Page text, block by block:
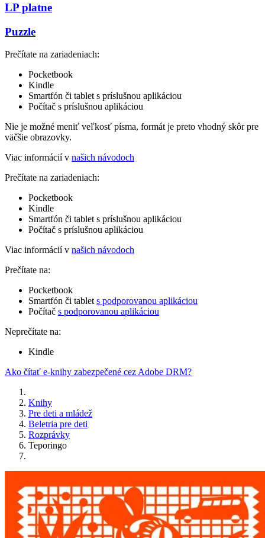
LP platne
Puzzle
Prečítate na zariadeniach:
Pocketbook
Kindle
Smartfón či tablet s príslušnou aplikáciou
Počítač s príslušnou aplikáciou
Nie je možné meniť veľkosť písma, formát je preto vhodný skôr pre
väčšie obrazovky.
Viac informácií v našich návodoch
Prečítate na zariadeniach:
Pocketbook
Kindle
Smartfón či tablet s príslušnou aplikáciou
Počítač s príslušnou aplikáciou
Viac informácií v našich návodoch
Prečítate na:
Pocketbook
Smartfón či tablet s podporovanou aplikáciou
Počítač s podporovanou aplikáciou
Neprečítate na:
Kindle
Ako čítať e-knihy zabezpečené cez Adobe DRM?
Knihy
Pre deti a mládež
Beletria pre deti
Rozprávky
Teporingo